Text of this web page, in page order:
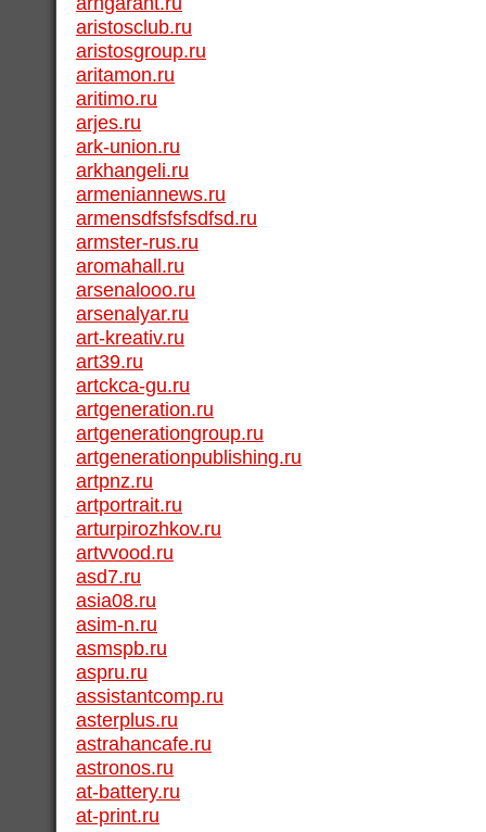
aristosclub.ru
aristosgroup.ru
aritamon.ru
aritimo.ru
arjes.ru
ark-union.ru
arkhangeli.ru
armeniannews.ru
armensdfsfsfsdfsd.ru
armster-rus.ru
aromahall.ru
arsenalooo.ru
arsenalyar.ru
art-kreativ.ru
art39.ru
artckca-gu.ru
artgeneration.ru
artgenerationgroup.ru
artgenerationpublishing.ru
artpnz.ru
artportrait.ru
arturpirozhkov.ru
artvvood.ru
asd7.ru
asia08.ru
asim-n.ru
asmspb.ru
aspru.ru
assistantcomp.ru
asterplus.ru
astrahancafe.ru
astronos.ru
at-battery.ru
at-print.ru